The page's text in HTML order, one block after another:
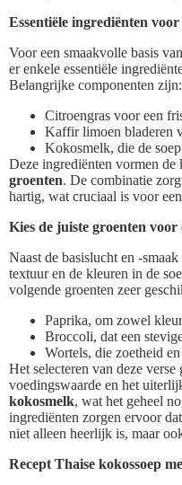
Essentiële ingrediënten voor
Voor een smaakvolle basis van
er enkele essentiële
Belangrijke componenten zijn:
Citroengras voor een
Kaffir limoen bladeren
Kokosmelk, die de
Deze ingrediënten vormen de
groenten. De combinatie
hartig, wat cruciaal is voor
Kies de juiste groenten
Naast de basislucht en -
textuur en de kleuren in de
volgende groenten zeer
Paprika, om zowel
Broccoli, dat een
Wortels, die zoetheid
Het selecteren van deze
voedingswaarde en het
kokosmelk, wat het geheel
ingrediënten zorgen ervoor
niet alleen heerlijk is, maar
Recept Thaise kokossoep